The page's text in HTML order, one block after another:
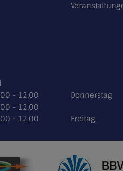
- 12.00
- 12.00
- 12.00
Donnerstag
Freitag